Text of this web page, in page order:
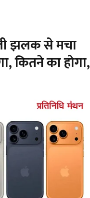
झलक से मचा
कितने का होगा,